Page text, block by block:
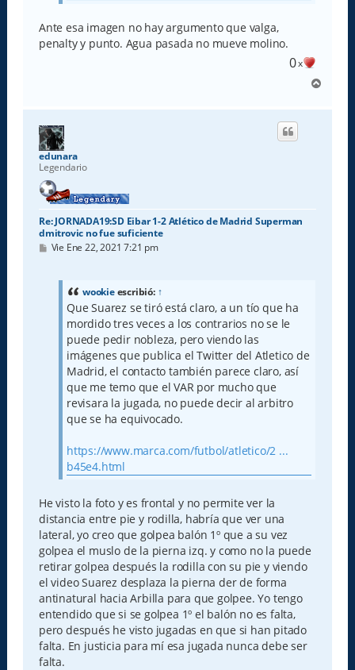
Ante esa imagen no hay argumento que valga,
penalty y punto. Agua pasada no mueve molino.
0x
r
edunara
Legendario
Re: JORNADA19:SD Eibar 1-2 Atlético de Madrid Superman
dmitrovic no fue suficiente
M
Vie Ene 22, 2021 7:21 pm
wookieescribió: ↑
Que Suarez se tiró está claro, a un tío que ha
mordido tres veces a los contrarios no se le
puede pedir nobleza, pero viendo las
imágenes que publica el Twitter del Atletico de
Madrid, el contacto también parece claro, así
que me temo que el VAR por mucho que
revisara la jugada, no puede decir al arbitro
que se ha equivocado.
https://www.marca.com/futbol/atletico/2 ...
b45e4.html
He visto la foto y es frontal y no permite ver la
distancia entre pie y rodilla, habría que ver una
lateral, yo creo que golpea balón 1º que a su vez
golpea el muslo de la pierna izq. y como no la puede
retirar golpea después la rodilla con su pie y viendo
el video Suarez desplaza la pierna der de forma
antinatural hacia Arbilla para que golpee. Yo tengo
entendido que si se golpea 1º el balón no es falta,
pero después he visto jugadas en que si han pitado
falta. En justicia para mí esa jugada nunca debe ser
falta.